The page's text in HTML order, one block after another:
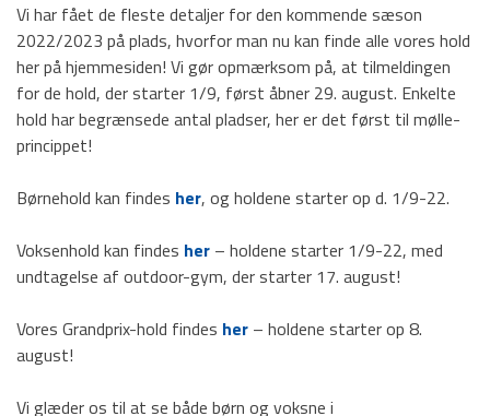
Billeder
Tilmelding
Kontakt os
HOVEDMENU
Badminton
Fodbold
Gymnastik
Håndbold
Vi har fået de fleste detaljer for den kommende sæson
2022/2023 på plads, hvorfor man nu kan finde alle vores hold
her på hjemmesiden! Vi gør opmærksom på, at tilmeldingen
for de hold, der starter 1/9, først åbner 29. august. Enkelte
hold har begrænsede antal pladser, her er det først til mølle-
princippet!
Børnehold kan findes her, og holdene starter op d. 1/9-22.
Voksenhold kan findes her – holdene starter 1/9-22, med
undtagelse af outdoor-gym, der starter 17. august!
Vores Grandprix-hold findes her – holdene starter op 8.
august!
Vi glæder os til at se både børn og voksne i